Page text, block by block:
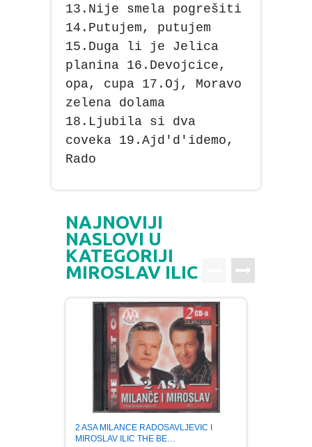
13.Nije smela pogrešiti
14.Putujem, putujem
15.Duga li je Jelica
planina 16.Devojcice,
opa, cupa 17.Oj, Moravo
zelena dolama
18.Ljubila si dva
coveka 19.Ajd'd'idemo,
Rado
NAJNOVIJI
NASLOVI U
KATEGORIJI
MIROSLAV ILIC
2 ASA MILANCE RADOSAVLJEVIC I
MIROSLAV ILIC THE BE…